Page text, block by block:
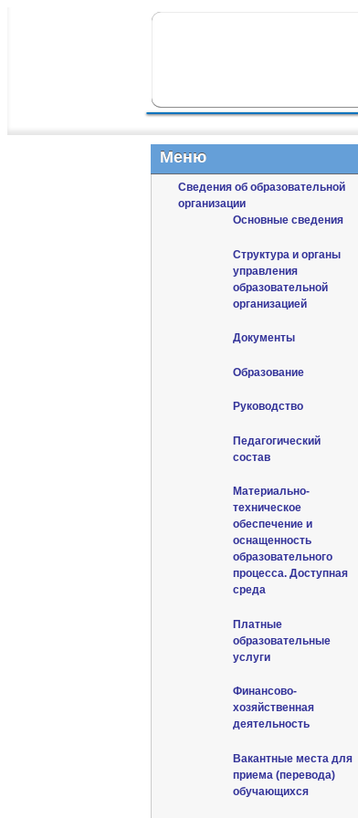
ГЛАВНОЕ МЕНЮ
Меню
Сведения об образовательной
организации
Основные сведения
Структура и органы
управления
образовательной
организацией
Документы
Образование
Руководство
Педагогический
состав
Материально-
техническое
обеспечение и
оснащенность
образовательного
процесса. Доступная
среда
Платные
образовательные
услуги
Финансово-
хозяйственная
деятельность
Вакантные места для
приема (перевода)
обучающихся